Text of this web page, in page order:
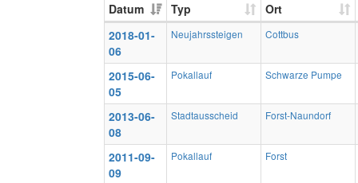
Datum Typ
Ort
2018-01-
06
Neujahrssteigen Cottbus
2015-06-
05
Pokallauf Schwarze Pumpe
2013-06-
08
Stadtausscheid Forst-Naundorf
2011-09-
09
Pokallauf Forst